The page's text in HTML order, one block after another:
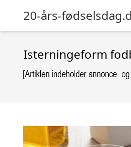
20-års-
Isterningeform